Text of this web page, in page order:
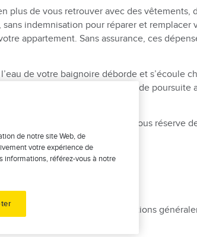
plus de vous retrouver avec des vêtements,
indemnisation pour réparer et remplacer
appartement. Sans assurance, ces
de votre baignoire déborde et s’écoule
frais de votre défense en cas de poursuite
stressants devienne réalité, sous réserve
locataire
à cette question, voici les protections
de notre site Web, de
votre expérience de
informations, référez-vous à notre